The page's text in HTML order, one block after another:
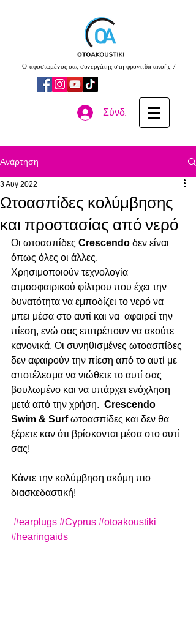
Ο αφοσιωμένος σας συνεργάτης στη φροντίδα ακοής !
Σύνδεση
Ανάρτηση
Ωτοασπίδες κολύμβησης
και προστασίας από νερό
3 Αυγ 2022
Οι ωτοασπίδες Crescendo δεν είναι
όπως όλες οι άλλες.
Χρησιμοποιούν τεχνολογία
ατμοσφαιρικού φίλτρου που έχει την
δυνατότητα να εμποδίζει το νερό να
μπει μέσα στο αυτί και να  αφαιρεί την
πίεση, ενώ σας επιτρέπουν να ακούτε
κανονικά. Οι συνηθισμένες ωτοασπίδες
δεν αφαιρούν την πίεση από το αυτί με
αποτέλεσμα να νιώθετε το αυτί σας
βουλωμένο και να υπάρχει ενόχληση
μετά από την χρήση. Crescendo
Swim & Surf ωτοασπίδες και δεν θα
ξέρετε καν ότι βρίσκονται μέσα στο αυτί
σας!
Κάντε την κολύμβηση ακόμη πιο
διασκεδαστική!
#earplugs #Cyprus #otoakoustiki
#hearingaids